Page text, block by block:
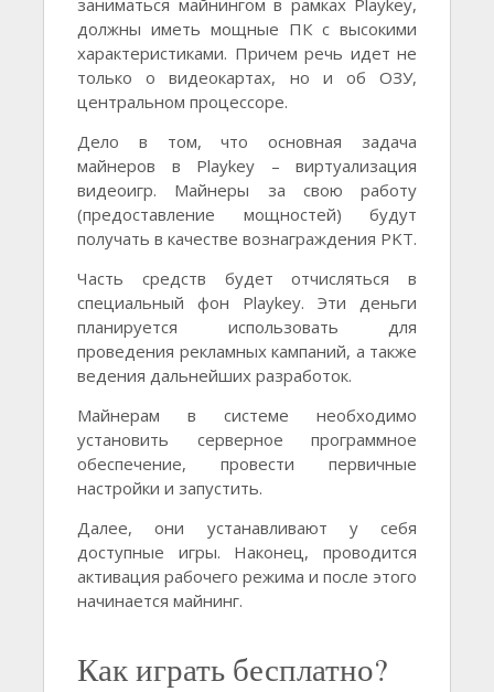
заниматься майнингом в рамках Playkey,
должны иметь мощные ПК с высокими
характеристиками. Причем речь идет не
только о видеокартах, но и об ОЗУ,
центральном процессоре.
Дело в том, что основная задача
майнеров в Playkey – виртуализация
видеоигр. Майнеры за свою работу
(предоставление мощностей) будут
получать в качестве вознаграждения PKT.
Часть средств будет отчисляться в
специальный фон Playkey. Эти деньги
планируется использовать для
проведения рекламных кампаний, а также
ведения дальнейших разработок.
Майнерам в системе необходимо
установить серверное программное
обеспечение, провести первичные
настройки и запустить.
Далее, они устанавливают у себя
доступные игры. Наконец, проводится
активация рабочего режима и после этого
начинается майнинг.
Как играть бесплатно?